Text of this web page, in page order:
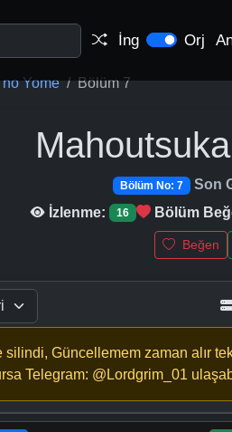
İng Orj
Yome Bölüm 7
Bölüm No: 7 Son
İzlenme:
16 Bölüm
Beğen
Güncellemem zaman alır
Telegram: @Lordgrim_01